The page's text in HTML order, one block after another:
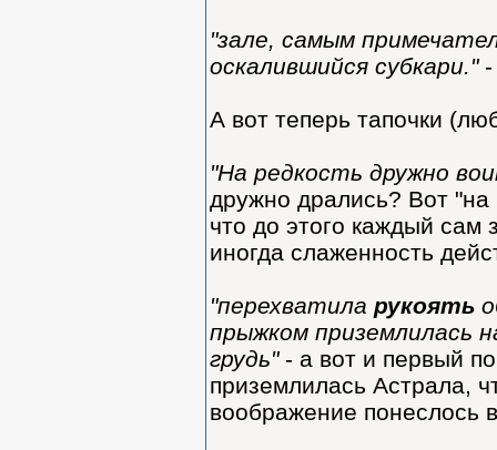
"зале, самым
оскалившийся субкари."-
А вот теперь тапочки
"На редкость дружно
дружно дрались? Вот "на
что до этого каждый сам
иногда слаженность
"перехватила рукоять
прыжком приземлилась
грудь"- а вот и первый
приземлилась Астрала,
воображение понеслось